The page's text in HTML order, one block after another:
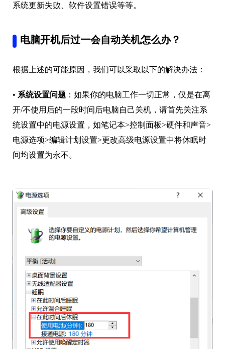
系统更新失败、软件设置错误等等。
电脑开机后过一会自动关机怎么办？
根据上述的可能原因，我们可以采取以下的解决办法：
• 系统设置问题 ：如果你的电脑工作一切正常，仅是在离
开/不使用后的一段时间后电脑自己关机，请首先关注系
统设置中的电源设置，如笔记本>控制面板>硬件和声音>
电源选项>编辑计划设置>更改高级电源设置中将休眠时
间均设置为永不。